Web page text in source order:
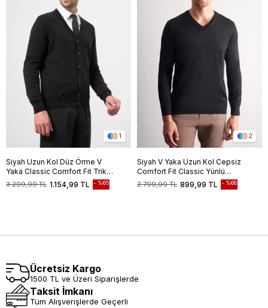
1
Siyah Uzun Kol Düz Örme V
Yaka Classic Comfort Fit Triko
Hırka 10122450161.154,99 TL
3.299,99 TL %65
2
Siyah V Yaka Uzun Kol Cepsiz
Comfort Fit Classic Yünlü
Triko Kazak 1012255002
899,99 TL
2.799,99 TL %68
Ücretsiz Kargo
1500 TL ve Üzeri Siparişlerde
Taksit İmkanı
Tüm Alışverişlerde Geçerli